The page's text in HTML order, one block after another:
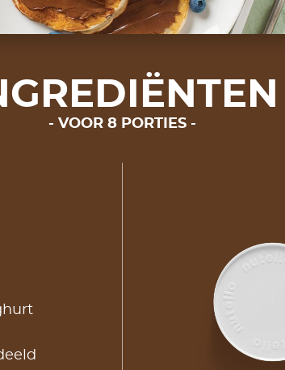
VOOR 8 PORTIES